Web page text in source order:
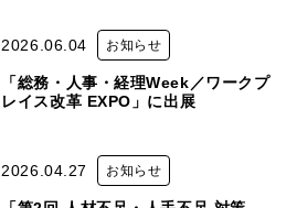
2026.06.04 お知らせ
「総務・人事・経理Week／ワークプ
レイス改革 EXPO」に出展
2026.04.27 お知らせ